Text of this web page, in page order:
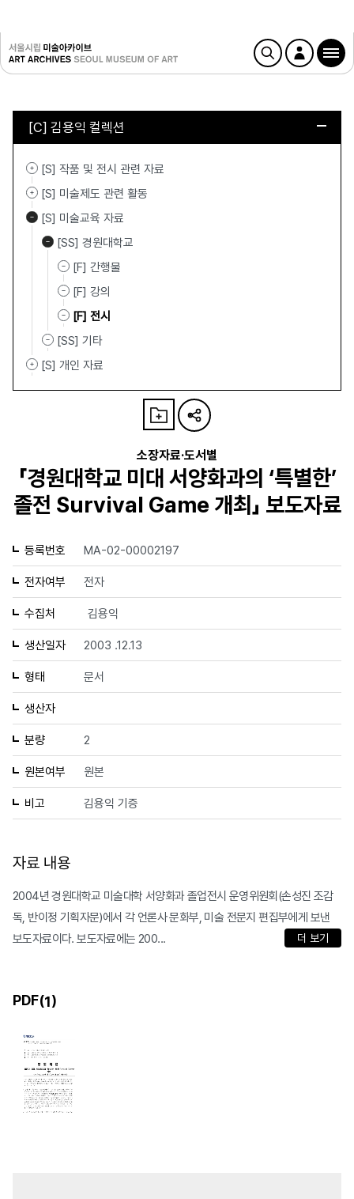
[C] 김용익 컬렉션
[S] 작품 및 전시 관련 자료
[S] 미술제도 관련 활동
[S] 미술교육 자료
[SS] 경원대학교
[F] 간행물
[F] 강의
[F] 전시
[SS] 기타
[S] 개인 자료
소장자료·도서별
「경원대학교 미대 서양화과의 ‘특별한’
졸전 Survival Game 개최」 보도자료
등록번호 MA-02-00002197
전자여부 전자
수집처 김용익
생산일자 2003 .12.13
형태 문서
생산자
분량 2
원본여부 원본
비고 김용익 기증
자료 내용
2004년 경원대학교 미술대학 서양화과 졸업전시 운영위원회(손성진 조감
독, 반이정 기획자문)에서 각 언론사 문화부, 미술 전문지 편집부에게 보낸
보도자료이다. 보도자료에는 200...
더 보기
PDF(1)